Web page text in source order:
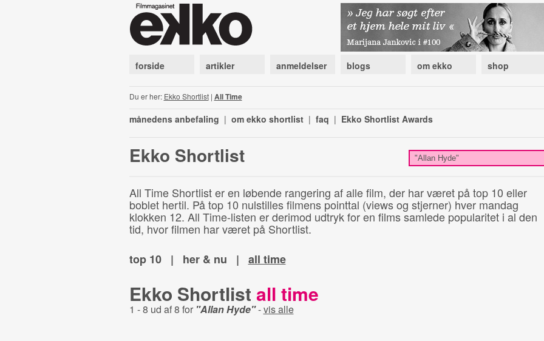
forside artikler anmeldelser blogs om ekko shop
Du er her: Ekko Shortlist| All Time
månedens anbefaling | om ekko shortlist | faq | Ekko Shortlist Awards
Ekko Shortlist
All Time Shortlist er en løbende rangering af alle film, der har været på top 10 eller
boblet hertil. På top 10 nulstilles filmens pointtal (views og stjerner) hver mandag
klokken 12. All Time-listen er derimod udtryk for en films samlede popularitet i al den
tid, hvor filmen har været på Shortlist.
top 10
| her & nu | all time
Ekko Shortlist all time
1 - 8 ud af 8 for "Allan Hyde"-vis alle